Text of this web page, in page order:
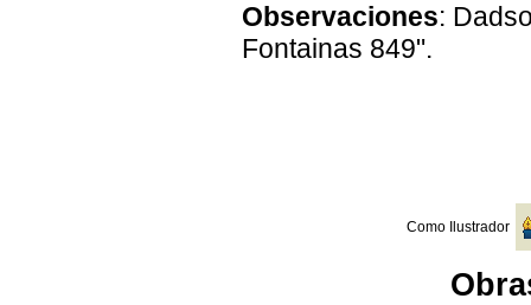
Observaciones:
Fontainas 849".
Como Ilustrador